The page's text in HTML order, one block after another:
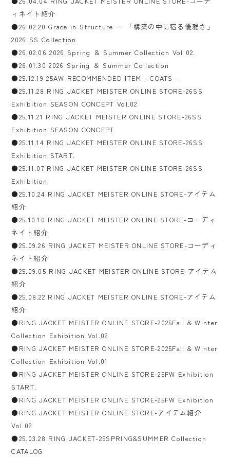
ィネイト紹介
●26.02.20 Grace in Structure — 「構築の中に宿る優雅さ」
2026 SS Collection
●26.02.06 2026 Spring ＆ Summer Collection Vol 02.
●26.01.30 2026 Spring ＆ Summer Collection
●25.12.19 25AW RECOMMENDED ITEM - COATS -
●25.11.28 RING JACKET MEISTER ONLINE STORE-26SS
Exhibition SEASON CONCEPT Vol.02
●25.11.21 RING JACKET MEISTER ONLINE STORE-26SS
Exhibition SEASON CONCEPT
●25.11.14 RING JACKET MEISTER ONLINE STORE-26SS
Exhibition START.
●25.11.07 RING JACKET MEISTER ONLINE STORE-26SS
Exhibition
●25.10.24 RING JACKET MEISTER ONLINE STORE-アイテム
紹介
●25.10.10 RING JACKET MEISTER ONLINE STORE-コーディ
ネイト紹介
●25.09.26 RING JACKET MEISTER ONLINE STORE-コーディ
ネイト紹介
●25.09.05 RING JACKET MEISTER ONLINE STORE-アイテム
紹介
●25.08.22 RING JACKET MEISTER ONLINE STORE-アイテム
紹介
●RING JACKET MEISTER ONLINE STORE-2025Fall & Winter
Collection Exhibition Vol.02
●RING JACKET MEISTER ONLINE STORE-2025Fall & Winter
Collection Exhibition Vol.01
●RING JACKET MEISTER ONLINE STORE-25FW Exhibition
START.
●RING JACKET MEISTER ONLINE STORE-25FW Exhibition
●RING JACKET MEISTER ONLINE STORE-アイテム紹介
Vol.02
●25.03.28 RING JACKET-25SPRING&SUMMER Collection
CATALOG